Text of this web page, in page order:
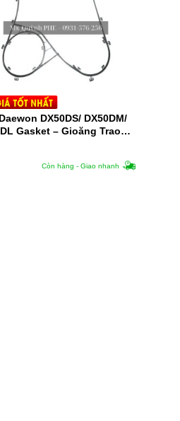
DX50DS/ DX50DM/
Gasket – Gioăng Trao
Còn hàng - Giao nhanh